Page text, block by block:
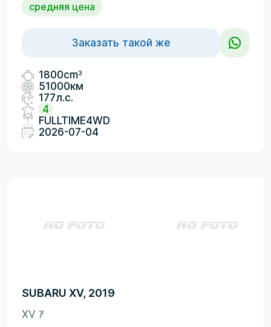
средняя цена
Заказать такой же
1800cm3
51000км
177л.с.
4
FULLTIME4WD
2026-07-04
SUBARU XV, 2019
XV ｱ